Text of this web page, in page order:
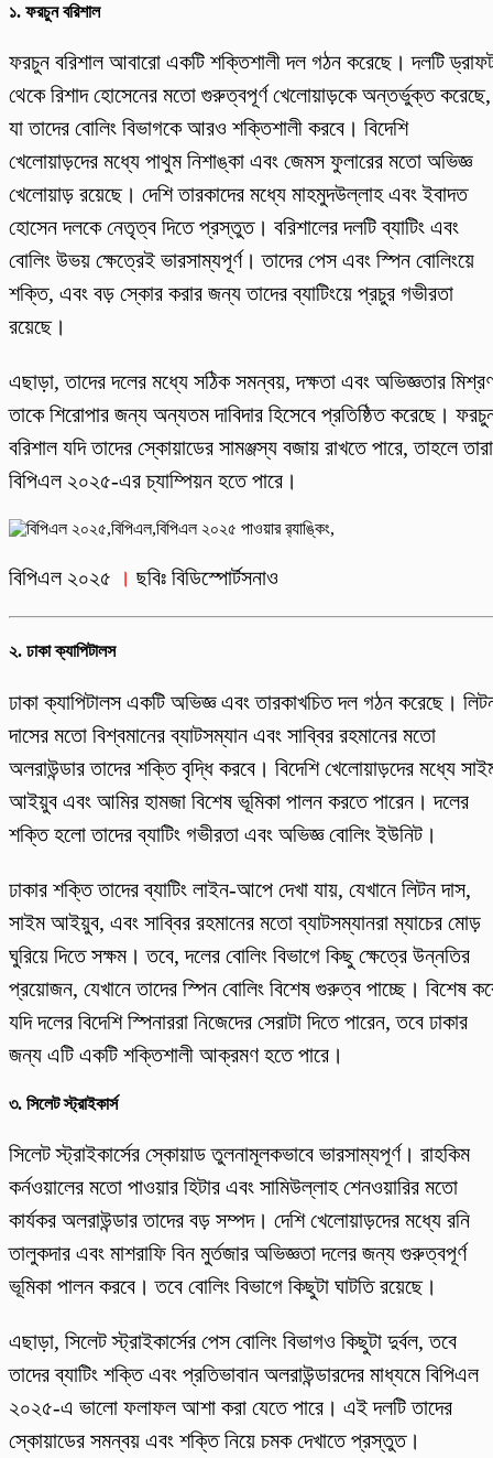
১. ফরচুন বরিশাল
ফরচুন বরিশাল আবারো একটি শক্তিশালী দল গঠন করেছে। দলটি
থেকে রিশাদ হোসেনের মতো গুরুত্বপূর্ণ খেলোয়াড়কে অন্তর্ভুক্ত করেছে,
যা তাদের বোলিং বিভাগকে আরও শক্তিশালী করবে। বিদেশি
খেলোয়াড়দের মধ্যে পাথুম নিশাঙ্কা এবং জেমস ফুলারের মতো অভিজ্ঞ
খেলোয়াড় রয়েছে। দেশি তারকাদের মধ্যে মাহমুদউল্লাহ এবং ইবাদত
হোসেন দলকে নেতৃত্ব দিতে প্রস্তুত। বরিশালের দলটি ব্যাটিং এবং
বোলিং উভয় ক্ষেত্রেই ভারসাম্যপূর্ণ। তাদের পেস এবং স্পিন বোলিংয়ে
শক্তি, এবং বড় স্কোর করার জন্য তাদের ব্যাটিংয়ে প্রচুর গভীরতা
রয়েছে।
এছাড়া, তাদের দলের মধ্যে সঠিক সমন্বয়, দক্ষতা এবং অভিজ্ঞতার
তাকে শিরোপার জন্য অন্যতম দাবিদার হিসেবে প্রতিষ্ঠিত করেছে।
বরিশাল যদি তাদের স্কোয়াডের সামঞ্জস্য বজায় রাখতে পারে, তাহলে তারা
বিপিএল ২০২৫-এর চ্যাম্পিয়ন হতে পারে।
বিপিএল ২০২৫ । ছবিঃ বিডিস্পোর্টসনাও
২. ঢাকা ক্যাপিটালস
ঢাকা ক্যাপিটালস একটি অভিজ্ঞ এবং তারকাখচিত দল গঠন করেছে।
দাসের মতো বিশ্বমানের ব্যাটসম্যান এবং সাব্বির রহমানের মতো
অলরাউন্ডার তাদের শক্তি বৃদ্ধি করবে। বিদেশি খেলোয়াড়দের মধ্যে
আইয়ুব এবং আমির হামজা বিশেষ ভূমিকা পালন করতে পারেন। দলের
শক্তি হলো তাদের ব্যাটিং গভীরতা এবং অভিজ্ঞ বোলিং ইউনিট।
ঢাকার শক্তি তাদের ব্যাটিং লাইন-আপে দেখা যায়, যেখানে লিটন দাস,
সাইম আইয়ুব, এবং সাব্বির রহমানের মতো ব্যাটসম্যানরা ম্যাচের মোড়
ঘুরিয়ে দিতে সক্ষম। তবে, দলের বোলিং বিভাগে কিছু ক্ষেত্রে উন্নতির
প্রয়োজন, যেখানে তাদের স্পিন বোলিং বিশেষ গুরুত্ব পাচ্ছে। বিশেষ
যদি দলের বিদেশি স্পিনাররা নিজেদের সেরাটা দিতে পারেন, তবে ঢাকার
জন্য এটি একটি শক্তিশালী আক্রমণ হতে পারে।
৩. সিলেট স্ট্রাইকার্স
সিলেট স্ট্রাইকার্সের স্কোয়াড তুলনামূলকভাবে ভারসাম্যপূর্ণ। রাহকিম
কর্নওয়ালের মতো পাওয়ার হিটার এবং সামিউল্লাহ শেনওয়ারির মতো
কার্যকর অলরাউন্ডার তাদের বড় সম্পদ। দেশি খেলোয়াড়দের মধ্যে রনি
তালুকদার এবং মাশরাফি বিন মুর্তজার অভিজ্ঞতা দলের জন্য গুরুত্বপূর্ণ
ভূমিকা পালন করবে। তবে বোলিং বিভাগে কিছুটা ঘাটতি রয়েছে।
এছাড়া, সিলেট স্ট্রাইকার্সের পেস বোলিং বিভাগও কিছুটা দুর্বল, তবে
তাদের ব্যাটিং শক্তি এবং প্রতিভাবান অলরাউন্ডারদের মাধ্যমে বিপিএল
২০২৫-এ ভালো ফলাফল আশা করা যেতে পারে। এই দলটি তাদের
স্কোয়াডের সমন্বয় এবং শক্তি নিয়ে চমক দেখাতে প্রস্তুত।